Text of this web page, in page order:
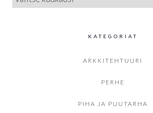
KATEGORIAT
ARKKITEHTUURI
PERHE
PIHA JA PUUTARHA